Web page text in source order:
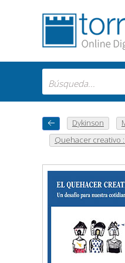
Dykinson
Quehacer creativo :